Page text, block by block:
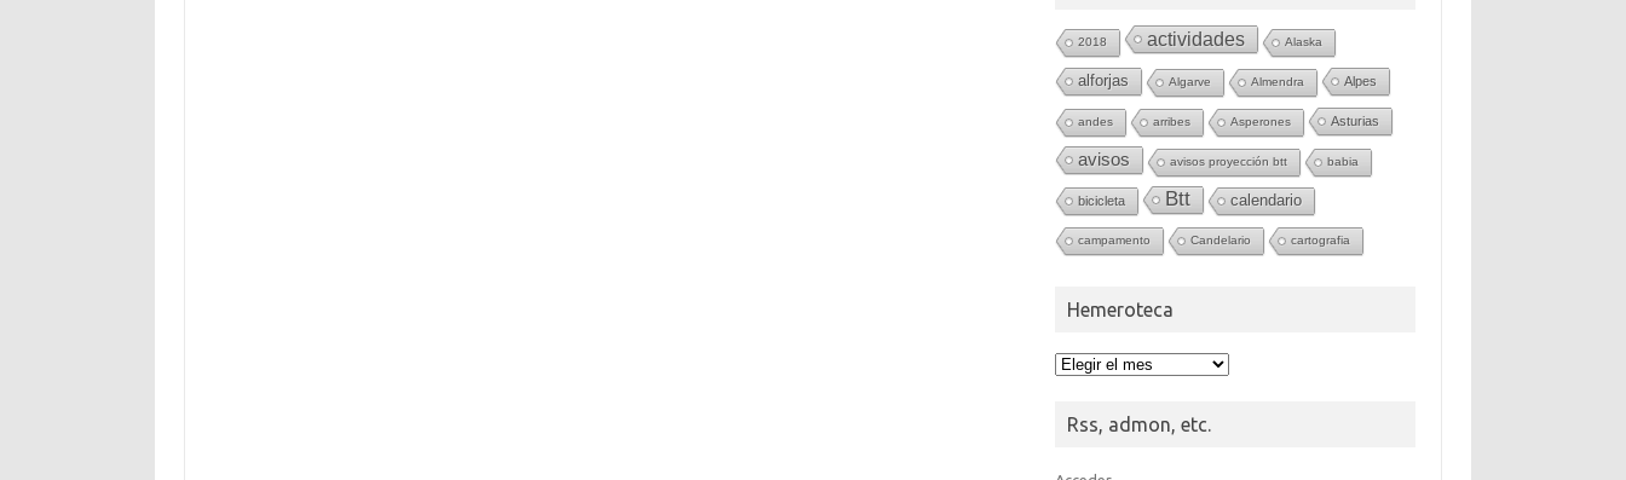
2018 actividades Alaska
alforjas Algarve Almendra Alpes
andes arribes Asperones Asturias
avisos avisos proyección btt babia
bicicleta Btt calendario
campamento Candelario cartografia
Hemeroteca
Hemeroteca
Rss, admon, etc.